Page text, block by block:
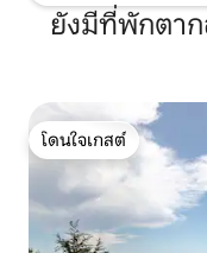
ยังมีที่พักตาก
โดนใจเกสต์
โดนใจเกสต์